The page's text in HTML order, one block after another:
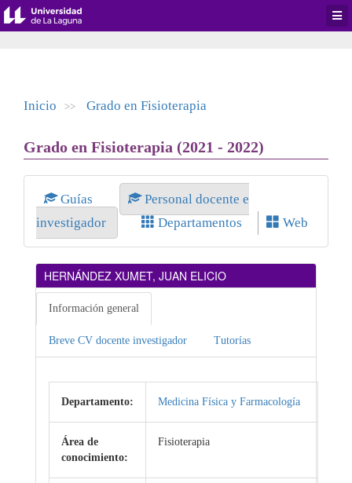
Inicio >> Grado en Fisioterapia
Grado en Fisioterapia (2021 - 2022)
Guías
Personal docente e
investigador
Departamentos Web
HERNÁNDEZ XUMET, JUAN ELICIO
Información general
Breve CV docente investigador Tutorías
Departamento: Medicina Física y Farmacología
Área de
conocimiento:
Fisioterapia